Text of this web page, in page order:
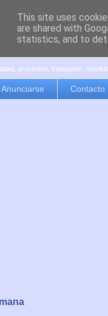
proyectos, transporte,
Anunciarse Contacto
This site uses
are shared with
statistics, and to